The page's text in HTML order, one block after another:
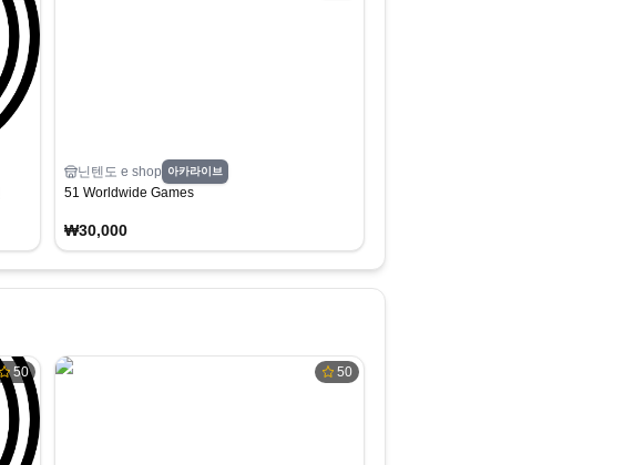
닌텐도 e shop 아카라이브
51 Worldwide Games
₩30,000
50 50